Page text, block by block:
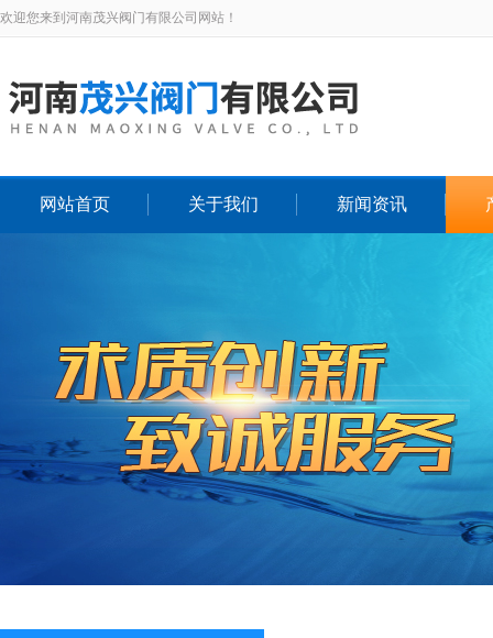
欢迎您来到河南茂兴阀门有限公司网站！
网站首页 关于我们 新闻资讯